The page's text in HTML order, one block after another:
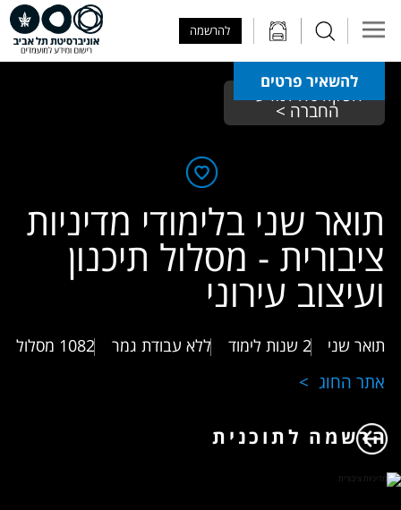
להרשמה
להשאיר פרטים
הפקולטה למדעי
החברה >
תואר שני בלימודי מדיניות
ציבורית - מסלול תיכנון
ועיצוב עירוני
תואר שני 2 שנות לימוד ללא עבודת גמר 1082 מסלול
אתר החוג
הרשמה לתוכנית